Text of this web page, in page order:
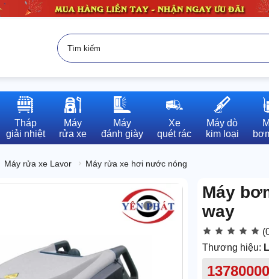
Tháp
giải nhiệt
Máy
rửa xe
Máy
đánh giày
Xe
quét rác
Máy dò
kim loại
Máy rửa xe Lavor Máy rửa xe hơi nước nóng
Máy
way
Thương hiệu: